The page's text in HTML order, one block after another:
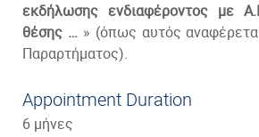
εκδήλωσης ενδιαφέροντος με
θέσης … » (όπως αυτός
Παραρτήματος).
Appointment Duration
6 μήνες